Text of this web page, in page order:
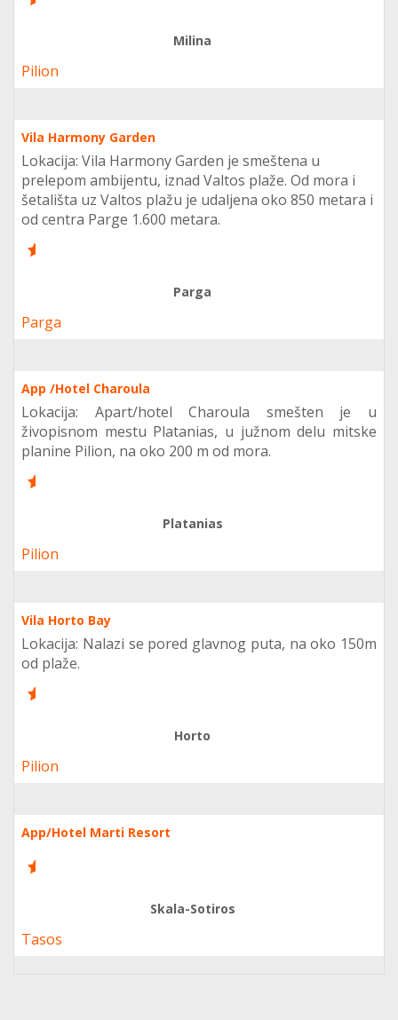
Milina
Pilion
Vila Harmony Garden
Lokacija: Vila Harmony Garden je smeštena u
prelepom ambijentu, iznad Valtos plaže. Od mora i
šetališta uz Valtos plažu je udaljena oko 850 metara i
od centra Parge 1.600 metara.
6
Parga
Parga
App /Hotel Charoula
Lokacija: Apart/hotel Charoula smešten je u
živopisnom mestu Platanias, u južnom delu mitske
planine Pilion, na oko 200 m od mora.
6
Platanias
Pilion
Vila Horto Bay
Lokacija: Nalazi se pored glavnog puta, na oko 150m
od plaže.
6
Horto
Pilion
App/Hotel Marti Resort
6
Skala-Sotiros
Tasos